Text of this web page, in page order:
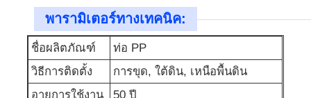
พารามิเตอร์ทางเทคนิค:
ชื่อผลิตภัณฑ์
ท่อ PP
วิธีการติดตั้ง
การขุด, ใต้ดิน, เหนือพื้นดิน
อายุการใช้งาน
50 ปี